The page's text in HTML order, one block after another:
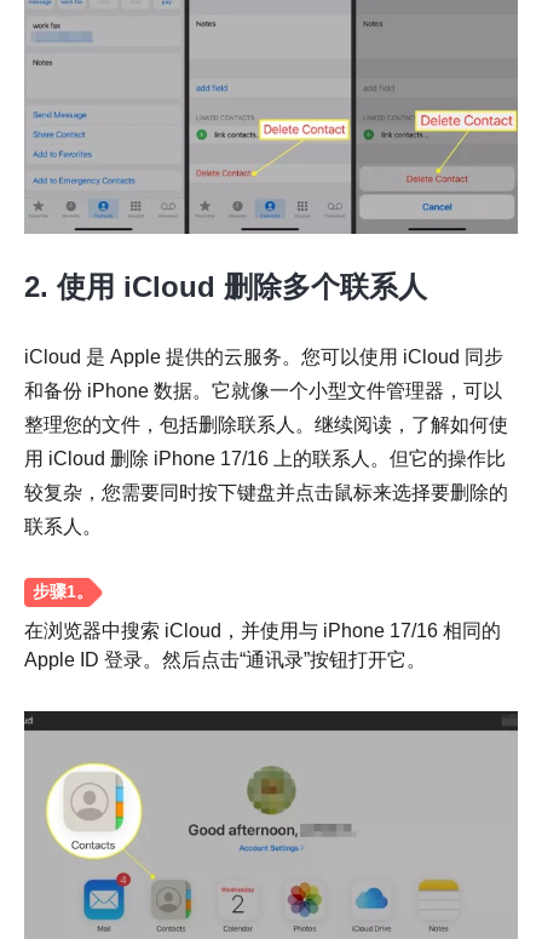
第2步。
2. 使用 iCloud 删除多个联系人
iCloud 是 Apple 提供的云服务。您可以使用 iCloud 同步
和备份 iPhone 数据。它就像一个小型文件管理器，可以
整理您的文件，包括删除联系人。继续阅读，了解如何使
用 iCloud 删除 iPhone 17/16 上的联系人。但它的操作比
较复杂，您需要同时按下键盘并点击鼠标来选择要删除的
联系人。
在浏览器中搜索 iCloud，并使用与 iPhone 17/16 相同的
Apple ID 登录。然后点击“通讯录”按钮打开它。